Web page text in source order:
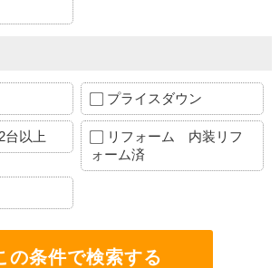
プライスダウン
台以上
リフォーム 内装リフ
ォーム済